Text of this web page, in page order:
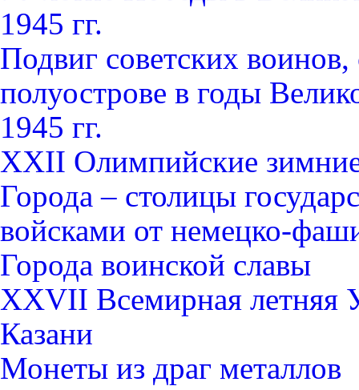
1945 гг.
Подвиг советских
полуострове в годы
1945 гг.
XXII Олимпийские
Города – столицы
войсками от немецко-
Города воинской славы
XXVII Всемирная летняя
Казани
Монеты из драг металлов